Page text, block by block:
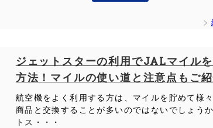
ジェットスターの利用でJALマイル
方法！マイルの使い道と注意点もご
航空機をよく利用する方は、マイルを貯めて様
商品と交換することが多いのではないでしょう
トス・・・